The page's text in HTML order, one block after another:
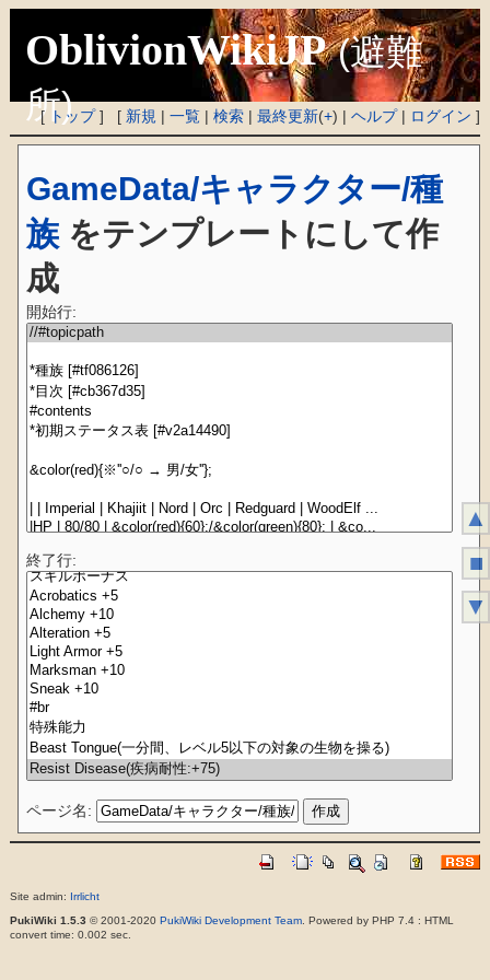
OblivionWikiJP (避難
所)
[ トップ] [ 新規 |一覧 |検索 |最終更新(+) |ヘルプ| ログイン ]
GameData/キャラクター/種
族 をテンプレートにして作
成
開始行:
終了行:
ページ名:
Site admin: Irrlicht
PukiWiki 1.5.3 © 2001-2020 PukiWiki Development Team. Powered by PHP 7.4 : HTML
convert time: 0.002 sec.
▲
■
▼